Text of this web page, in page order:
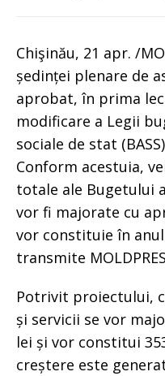
Chişinău, 21 apr. /
ședinței plenare de
aprobat, în prima
modificare a Legii
sociale de stat
Conform acestuia,
totale ale Bugetului
vor fi majorate cu
vor constituie în
transmite
Potrivit proiectului,
și servicii se vor
lei și vor constitui
creștere este